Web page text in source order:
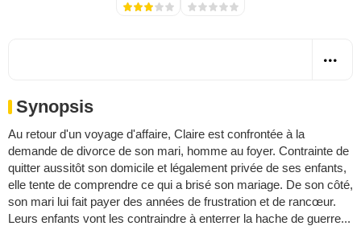
Synopsis
Au retour d'un voyage d'affaire, Claire est confrontée à la
demande de divorce de son mari, homme au foyer. Contrainte de
quitter aussitôt son domicile et légalement privée de ses enfants,
elle tente de comprendre ce qui a brisé son mariage. De son côté,
son mari lui fait payer des années de frustration et de rancœur.
Leurs enfants vont les contraindre à enterrer la hache de guerre...